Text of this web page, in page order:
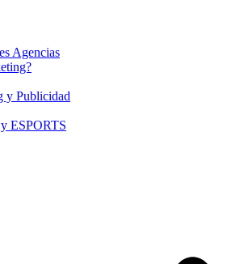
Agencias
y Publicidad
ESPORTS